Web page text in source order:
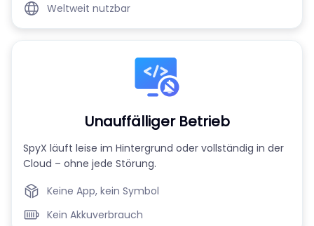
Weltweit nutzbar
Unauffälliger Betrieb
SpyX läuft leise im Hintergrund oder vollständig in der
Cloud – ohne jede Störung.
Keine App, kein Symbol
Kein Akkuverbrauch